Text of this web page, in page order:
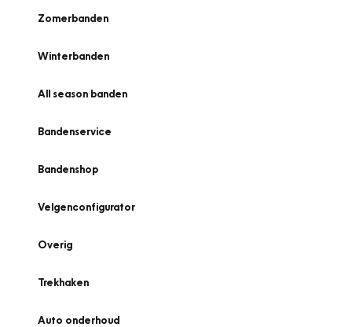
Zomerbanden
Winterbanden
All season banden
Bandenservice
Bandenshop
Velgenconfigurator
Overig
Trekhaken
Auto onderhoud